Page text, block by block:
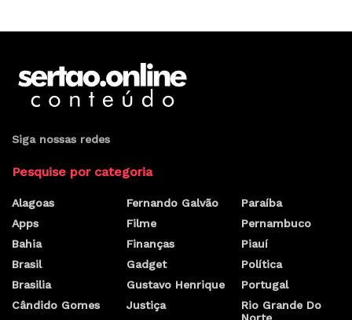
Siga nossas redes
Pesquise por categoria
Alagoas
Apps
Bahia
Brasil
Brasilia
Cândido Gomes
Fernando Galvão
Filme
Finanças
Gadget
Gustavo Henrique
Justiça
Paraíba
Pernambuco
Piauí
Política
Portugal
Rio Grande Do